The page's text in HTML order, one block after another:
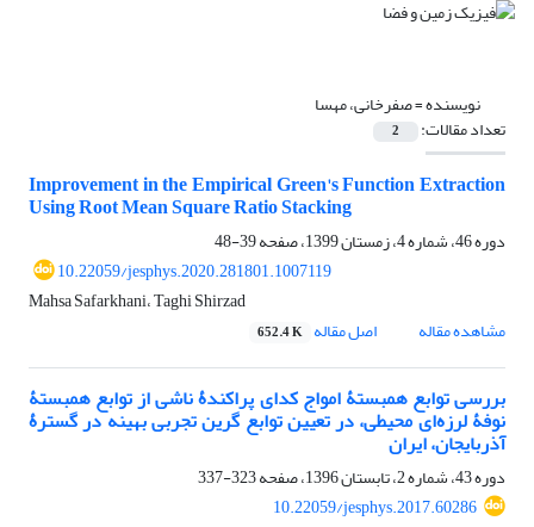
نویسنده =صفرخانی، مهسا
تعداد مقالات: 2
Improvement in the Empirical Green's Function Extraction
Using Root Mean Square Ratio Stacking
دوره 46، شماره 4، زمستان 1399، صفحه
39-48
10.22059/jesphys.2020.281801.1007119
Mahsa Safarkhani، Taghi Shirzad
مشاهده مقاله
اصل مقاله 652.4 K
بررسی توابع همبستۀ امواج کدای پراکندۀ ناشی از توابع همبستۀ
نوفۀ لرزه‌ای محیطی، در تعیین توابع گرین تجربی بهینه در گسترۀ
آذربایجان، ایران
دوره 43، شماره 2، تابستان 1396، صفحه
323-337
10.22059/jesphys.2017.60286